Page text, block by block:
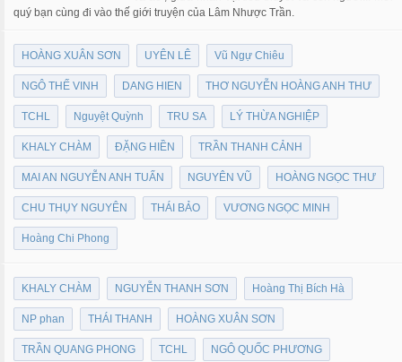
quý bạn cùng đi vào thế giới truyện của Lâm Nhược Trần.
HOÀNG XUÂN SƠN UYÊN LÊ Vũ Ngự Chiêu
NGÔ THẾ VINH DANG HIEN THƠ NGUYỄN HOÀNG ANH THƯ
TCHL Nguyệt Quỳnh TRU SA LÝ THỪA NGHIỆP
KHALY CHÀM ĐẶNG HIỀN TRẦN THANH CẢNH
MAI AN NGUYỄN ANH TUẤN NGUYÊN VŨ HOÀNG NGỌC THƯ
CHU THỤY NGUYÊN THÁI BẢO VƯƠNG NGỌC MINH
Hoàng Chi Phong
KHALY CHÀM NGUYỄN THANH SƠN Hoàng Thị Bích Hà
NP phan THÁI THANH HOÀNG XUÂN SƠN
TRẦN QUANG PHONG TCHL NGÔ QUỐC PHƯƠNG